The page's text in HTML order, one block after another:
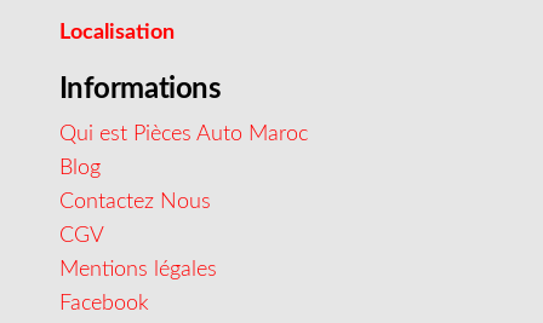
Localisation
Informations
Qui est Pièces Auto Maroc
Blog
Contactez Nous
CGV
Mentions légales
Facebook